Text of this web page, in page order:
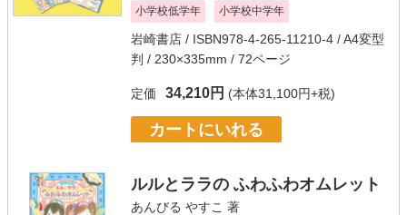
小学校低学年 小学校中学年
岩崎書店 / ISBN978-4-265-11210-4 / A4変型
判 / 230×335mm / 72ページ
定価 34,210円 (本体31,100円+税)
カートにいれる
ルルとララの ふわふわオムレット
あんびる やすこ 著